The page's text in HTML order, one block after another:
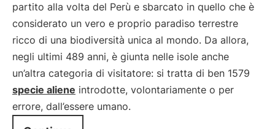
partito alla volta del Perù e sbarcato in quello che è
considerato un vero e proprio paradiso terrestre
ricco di una biodiversità unica al mondo. Da allora,
negli ultimi 489 anni, è giunta nelle isole anche
un’altra categoria di visitatore: si tratta di ben 1579
specie aliene introdotte, volontariamente o per
errore, dall’essere umano.